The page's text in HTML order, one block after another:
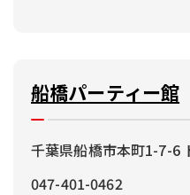
船橋パーティー館
千葉県船橋市本町1-7-6
047-401-0462